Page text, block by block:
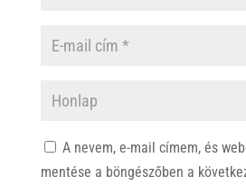
A nevem, e-mail címem, és
mentése a böngészőben a